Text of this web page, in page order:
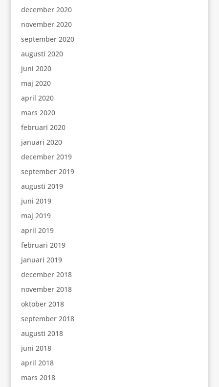
december 2020
november 2020
september 2020
augusti 2020
juni 2020
maj 2020
april 2020
mars 2020
februari 2020
januari 2020
december 2019
september 2019
augusti 2019
juni 2019
maj 2019
april 2019
februari 2019
januari 2019
december 2018
november 2018
oktober 2018
september 2018
augusti 2018
juni 2018
april 2018
mars 2018